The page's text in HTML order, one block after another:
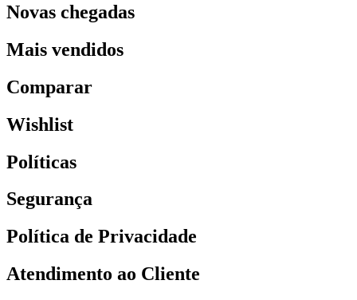
Novas chegadas
Mais vendidos
Comparar
Wishlist
Políticas
Segurança
Política de Privacidade
Atendimento ao Cliente